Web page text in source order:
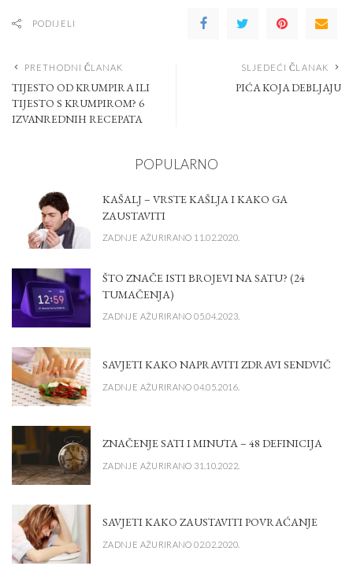
PODIJELI
PRETHODNI ČLANAK
TIJESTO OD KRUMPIRA ILI
TIJESTO S KRUMPIROM? 6
IZVANREDNIH RECEPATA
SLJEDEĆI ČLANAK
PIĆA KOJA DEBLJAJU
POPULARNO
KAŠALJ – VRSTE KAŠLJA I KAKO GA
ZAUSTAVITI
ZADNJE AŽURIRANO 11.02.2020.
ŠTO ZNAČE ISTI BROJEVI NA SATU? (24
TUMAČENJA)
ZADNJE AŽURIRANO 05.04.2023.
SAVJETI KAKO NAPRAVITI ZDRAVI SENDVIČ
ZADNJE AŽURIRANO 04.05.2016.
ZNAČENJE SATI I MINUTA – 48 DEFINICIJA
ZADNJE AŽURIRANO 31.10.2022.
SAVJETI KAKO ZAUSTAVITI POVRAĆANJE
ZADNJE AŽURIRANO 02.02.2020.